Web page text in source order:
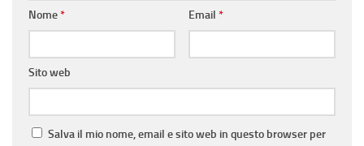
Nome* Email *
Sito web
Salva il mio nome, email e sito web in questo browser per